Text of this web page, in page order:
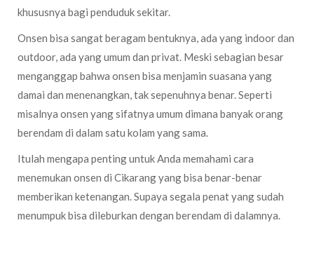
khususnya bagi penduduk sekitar.
Onsen bisa sangat beragam bentuknya, ada yang indoor dan
outdoor, ada yang umum dan privat. Meski sebagian besar
menganggap bahwa onsen bisa menjamin suasana yang
damai dan menenangkan, tak sepenuhnya benar. Seperti
misalnya onsen yang sifatnya umum dimana banyak orang
berendam di dalam satu kolam yang sama.
Itulah mengapa penting untuk Anda memahami cara
menemukan onsen di Cikarang yang bisa benar-benar
memberikan ketenangan. Supaya segala penat yang sudah
menumpuk bisa dileburkan dengan berendam di dalamnya.